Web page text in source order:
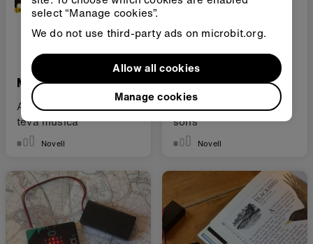
Metrònom
Ajuda a practicar la
teva música
Novell
Aplaudeix els llums
Controla els llums amb
sons
Novell
select “Manage cookies”.
We do not use third-party ads on microbit.org.
Manage cookies
Allow all cookies